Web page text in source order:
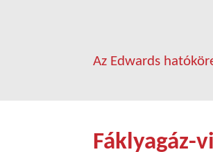
Az Edwards
Fáklyagáz-